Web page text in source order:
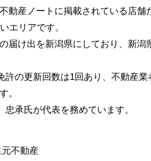
動産ノートに掲載されている店舗
エリアです。
届け出を新潟県にしており、新潟
許の更新回数は1回あり、不動産
。
承氏が代表を務めています。
不動産